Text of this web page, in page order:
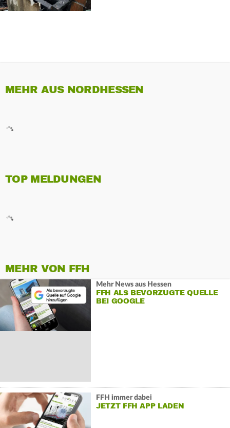
MEHR AUS NORDHESSEN
TOP MELDUNGEN
MEHR VON FFH
Mehr News aus Hessen
FFH ALS BEVORZUGTE QUELLE
BEI GOOGLE
FFH immer dabei
JETZT FFH APP LADEN